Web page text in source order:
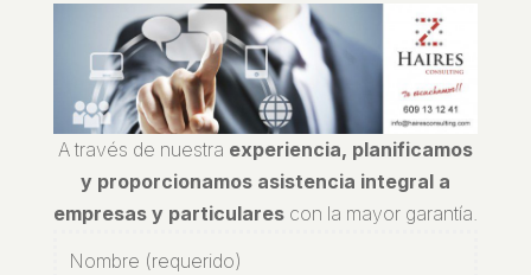
A través de nuestra experiencia, planificamos
y proporcionamos asistencia integral a
empresas y particularescon la mayor garantía.
Nombre (requerido)